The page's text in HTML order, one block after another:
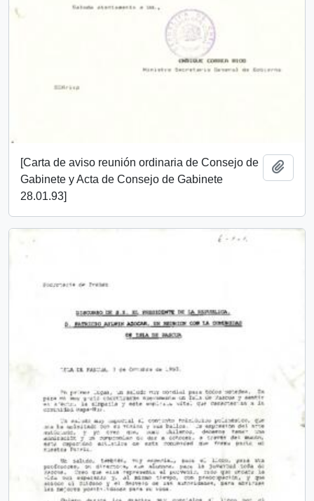
[Carta de aviso reunión ordinaria de Consejo de
Gabinete y Acta de Consejo de Gabinete
28.01.93]